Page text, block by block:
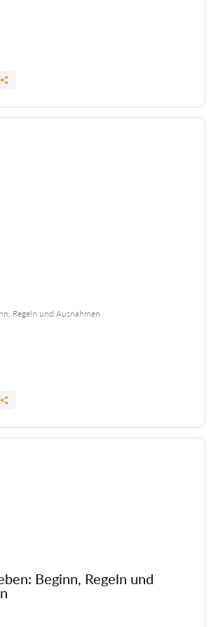
Regeln und Ausnahmen
Beginn, Regeln und